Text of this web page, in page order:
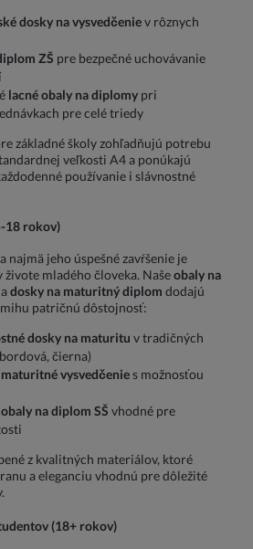
dosky na vysvedčeniev rôznych
ZŠ pre bezpečné uchovávanie
lacné obaly na diplomy pri
pre celé triedy
základné školy zohľadňujú potrebu
veľkosti A4 a ponúkajú
používanie i slávnostné
18 rokov)
najmä jeho úspešné zavŕšenie je
mladého človeka. Našeobaly na
adosky na maturitný diplom dodajú
patričnú dôstojnosť:
dosky na maturitu v tradičných
čierna)
vysvedčenies možnosťou
obaly na diplom SŠ vhodné pre
z kvalitných materiálov, ktoré
a eleganciu vhodnú pre dôležité
(18+ rokov)